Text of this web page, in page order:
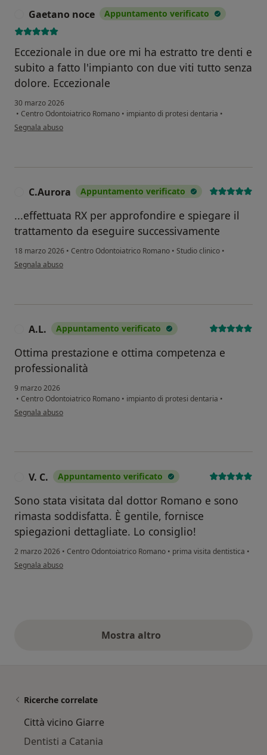
Gaetano noce Appuntamento verificato
Eccezionale in due ore mi ha estratto tre denti e
subito a fatto l'impianto con due viti tutto senza
dolore. Eccezionale
30 marzo 2026
• Centro Odontoiatrico Romano • impianto di protesi dentaria •
secondo l'opinione dell'utente Gaetano noce
Segnala abuso
C.Aurora Appuntamento verificato
...effettuata RX per approfondire e spiegare il
trattamento da eseguire successivamente
18 marzo 2026 • Centro Odontoiatrico Romano • Studio clinico •
secondo l'opinione dell'utente C.Aurora
Segnala abuso
A.L. Appuntamento verificato
Ottima prestazione e ottima competenza e
professionalità
9 marzo 2026
• Centro Odontoiatrico Romano • impianto di protesi dentaria •
secondo l'opinione dell'utente A.L.
Segnala abuso
V. C. Appuntamento verificato
Sono stata visitata dal dottor Romano e sono
rimasta soddisfatta. È gentile, fornisce
spiegazioni dettagliate. Lo consiglio!
2 marzo 2026 • Centro Odontoiatrico Romano • prima visita dentistica •
secondo l'opinione dell'utente V. C.
Segnala abuso
Mostra altroopinioni di cui sopra
Ricerche correlate
Città vicino Giarre
Dentisti a Catania